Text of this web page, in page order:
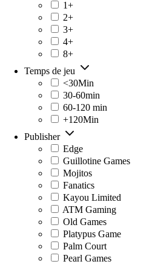
1+
2+
3+
4+
8+
Temps de jeu
<30Min
30-60min
60-120 min
+120Min
Publisher
Edge
Guillotine Games
Mojitos
Fanatics
Kayou Limited
ATM Gaming
Old Games
Platypus Game
Palm Court
Pearl Games